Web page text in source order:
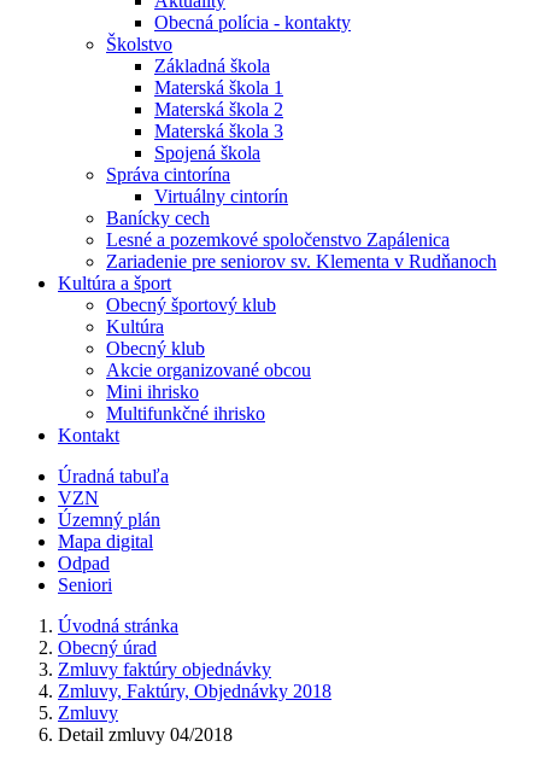
Obecná polícia - kontakty
Školstvo
Základná škola
Materská škola 1
Materská škola 2
Materská škola 3
Spojená škola
Správa cintorína
Virtuálny cintorín
Banícky cech
Lesné a pozemkové spoločenstvo Zapálenica
Zariadenie pre seniorov sv. Klementa v Rudňanoch
Kultúra a šport
Obecný športový klub
Kultúra
Obecný klub
Akcie organizované obcou
Mini ihrisko
Multifunkčné ihrisko
Kontakt
Úradná tabuľa
VZN
Územný plán
Mapa digital
Odpad
Seniori
Úvodná stránka
Obecný úrad
Zmluvy faktúry objednávky
Zmluvy, Faktúry, Objednávky 2018
Zmluvy
Detail zmluvy 04/2018